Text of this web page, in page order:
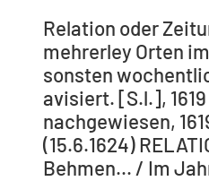
Relation oder
mehrerley Orten
sonsten
avisiert. [S.l.], 1619
nachgewiesen,
(15.6.1624)
Behmen... / Im